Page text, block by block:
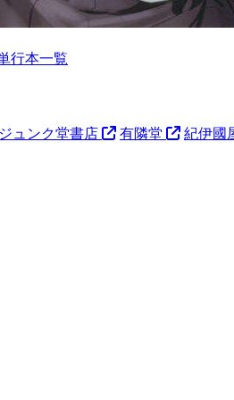
行本一覧
ュンク堂書店 有隣堂 紀伊國